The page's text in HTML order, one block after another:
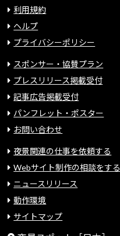
利用規約
ヘルプ
プライバシーポリシー
スポンサー・協賛プラン
プレスリリース掲載受付
記事広告掲載受付
パンフレット・ポスター
お問い合わせ
夜景関連の仕事を依頼する
Webサイト制作の相談をする
ニュースリリース
動作環境
サイトマップ